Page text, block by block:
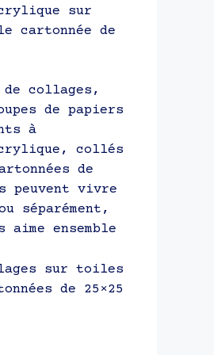
sur
cartonnée de
de collages,
de papiers
à
collés
de
peuvent vivre
séparément,
ensemble
sur toiles
de 25×25